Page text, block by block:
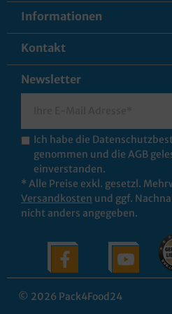
Informationen
Kontakt
Newsletter
Ich habe die
genommen und die AGB
einverstanden.
* Alle Preise exkl. gesetzl.
Versandkosten und ggf.
nicht anders angegeben.
© 2026 Pack4Food24